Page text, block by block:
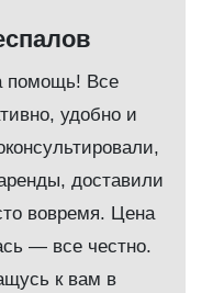
помощь! Все
удобно и
доставили
вовремя. Цена
— все честно.
к вам в